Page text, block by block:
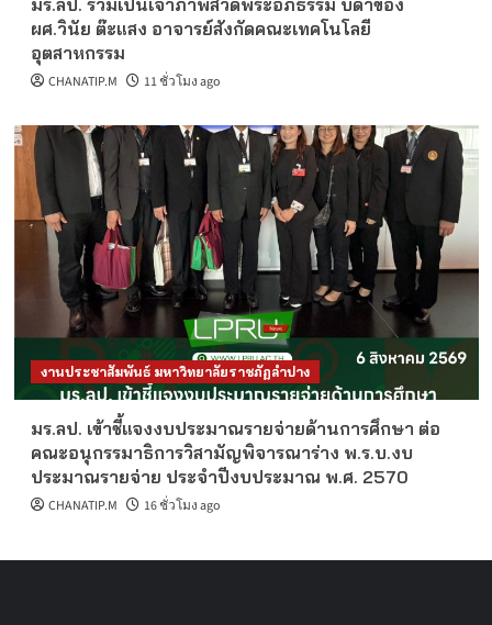
มร.ลป. ร่วมเป็นเจ้าภาพสวดพระอภิธรรม บิดาของ
ผศ.วินัย ต๊ะแสง อาจารย์สังกัดคณะเทคโนโลยี
อุตสาหกรรม
CHANATIP.M 11 ชั่วโมง ago
งานประชาสัมพันธ์ มหาวิทยาลัยราชภัฏลำปาง
มร.ลป. เข้าชี้แจงงบประมาณรายจ่ายด้านการศึกษา ต่อ
คณะอนุกรรมาธิการวิสามัญพิจารณาร่าง พ.ร.บ.งบ
ประมาณรายจ่าย ประจำปีงบประมาณ พ.ศ. 2570
CHANATIP.M 16 ชั่วโมง ago